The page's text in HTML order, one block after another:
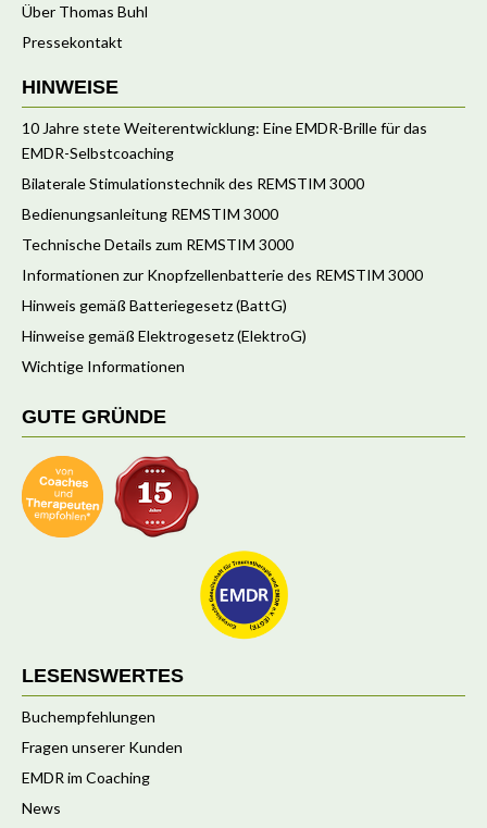
Über Thomas Buhl
Pressekontakt
HINWEISE
10 Jahre stete Weiterentwicklung: Eine EMDR-Brille für das
EMDR-Selbstcoaching
Bilaterale Stimulationstechnik des REMSTIM 3000
Bedienungsanleitung REMSTIM 3000
Technische Details zum REMSTIM 3000
Informationen zur Knopfzellenbatterie des REMSTIM 3000
Hinweis gemäß Batteriegesetz (BattG)
Hinweise gemäß Elektrogesetz (ElektroG)
Wichtige Informationen
GUTE GRÜNDE
LESENSWERTES
Buchempfehlungen
Fragen unserer Kunden
EMDR im Coaching
News